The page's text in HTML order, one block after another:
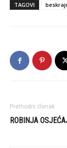
TAGOVI
Prethodni članak
ROBINJA